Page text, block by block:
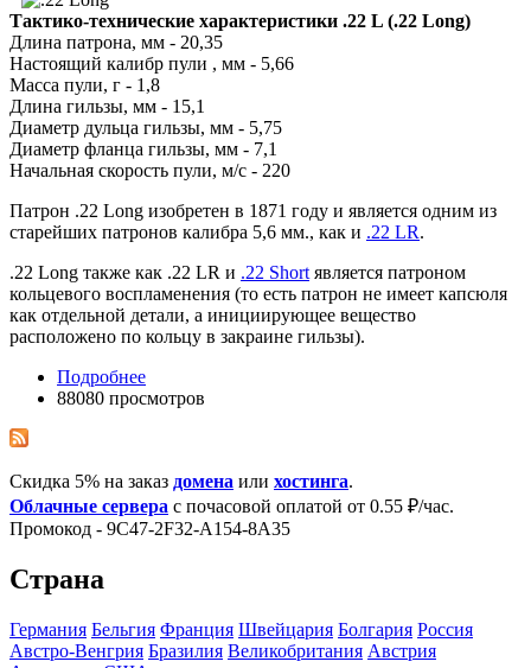
Тактико-технические характеристики .22 L (.22 Long)
Длина патрона, мм - 20,35
Настоящий калибр пули , мм - 5,66
Масса пули, г - 1,8
Длина гильзы, мм - 15,1
Диаметр дульца гильзы, мм - 5,75
Диаметр фланца гильзы, мм - 7,1
Начальная скорость пули, м/с - 220
Патрон .22 Long изобретен в 1871 году и является одним из
старейших патронов калибра 5,6 мм., как и .22 LR.
.22 Long также как .22 LR и .22 Short является патроном
кольцевого воспламенения (то есть патрон не имеет капсюля
как отдельной детали, а инициирующее вещество
расположено по кольцу в закраине гильзы).
Подробнее
88080 просмотров
Скидка 5% на заказ домена или хостинга.
Облачные сервера с почасовой оплатой от 0.55 ₽/час.
Промокод - 9C47-2F32-A154-8A35
Страна
Германия Бельгия Франция Швейцария Болгария Росcия
Австро-Венгрия Бразилия Великобритания Австрия